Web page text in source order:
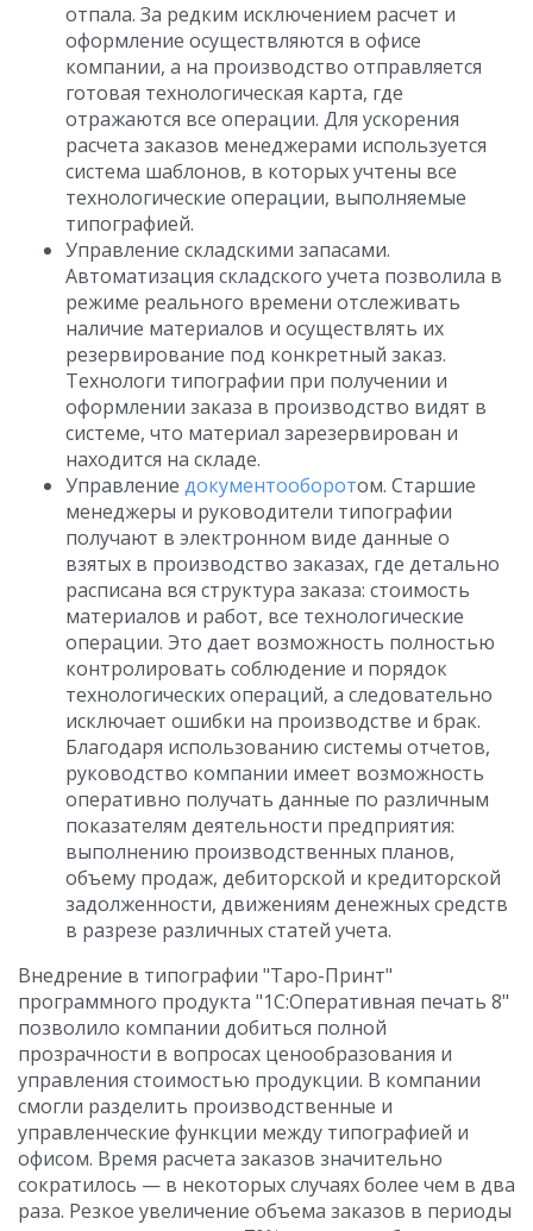
отпала. За редким исключением расчет и
оформление осуществляются в офисе
компании, а на производство отправляется
готовая технологическая карта, где
отражаются все операции. Для ускорения
расчета заказов менеджерами используется
система шаблонов, в которых учтены все
технологические операции, выполняемые
типографией.
Управление складскими запасами.
Автоматизация складского учета позволила в
режиме реального времени отслеживать
наличие материалов и осуществлять их
резервирование под конкретный заказ.
Технологи типографии при получении и
оформлении заказа в производство видят в
системе, что материал зарезервирован и
находится на складе.
Управление документооборотом. Старшие
менеджеры и руководители типографии
получают в электронном виде данные о
взятых в производство заказах, где детально
расписана вся структура заказа: стоимость
материалов и работ, все технологические
операции. Это дает возможность полностью
контролировать соблюдение и порядок
технологических операций, а следовательно
исключает ошибки на производстве и брак.
Благодаря использованию системы отчетов,
руководство компании имеет возможность
оперативно получать данные по различным
показателям деятельности предприятия:
выполнению производственных планов,
объему продаж, дебиторской и кредиторской
задолженности, движениям денежных средств
в разрезе различных статей учета.
Внедрение в типографии "Таро-Принт"
программного продукта "1С:Оперативная печать 8"
позволило компании добиться полной
прозрачности в вопросах ценообразования и
управления стоимостью продукции. В компании
смогли разделить производственные и
управленческие функции между типографией и
офисом. Время расчета заказов значительно
сократилось — в некоторых случаях более чем в два
раза. Резкое увеличение объема заказов в периоды